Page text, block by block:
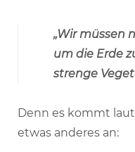
„Wir müssen
um die Erde
strenge
Denn es kommt
etwas anderes an: